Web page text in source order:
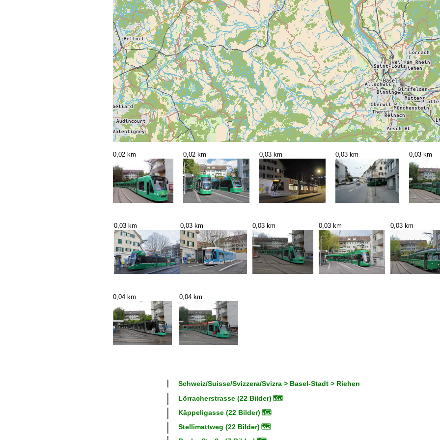
0,02 km 0,02 km 0,03 km 0,03 km 0,03 km
0,03 km 0,03 km 0,03 km 0,03 km 0,03 km
0,04 km 0,04 km
Schweiz/Suisse/Svizzera/Svizra > Basel-Stadt > Riehen
Lörracherstrasse (22 Bilder) 🗺
Käppeligasse (22 Bilder) 🗺
Stellimattweg (22 Bilder) 🗺